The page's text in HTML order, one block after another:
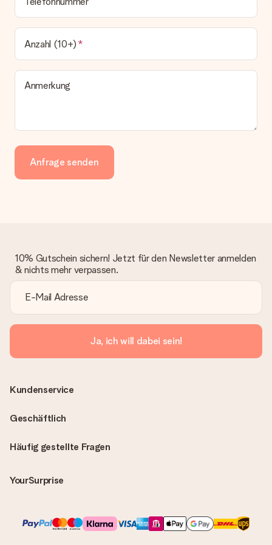
Anzahl (10+)
Anmerkung
Anfrage senden
10% Gutschein sichern! Jetzt für den Newsletter anmelden
& nichts mehr verpassen.
Ja, ich will dabei sein!
Häufig gestellte Fragen
YourSurprise
Kundenservice
Geschäftlich